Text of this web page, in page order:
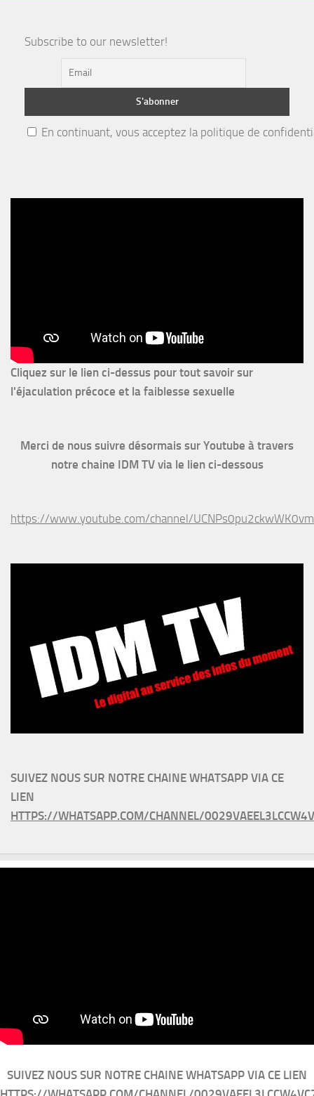
Subscribe to our newsletter!
En continuant, vous acceptez la politique de
Cliquez sur le lien ci-dessus pour tout savoir sur
l'éjaculation précoce et la faiblesse sexuelle
Merci de nous suivre désormais sur Youtube à travers
notre chaine IDM TV via le lien ci-dessous
https://www.youtube.com/channel/
SUIVEZ NOUS SUR NOTRE CHAINE WHATSAPP VIA CE
LIEN
HTTPS://WHATSAPP.COM/CHANNEL/
SUIVEZ NOUS SUR NOTRE CHAINE WHATSAPP VIA CE LIEN